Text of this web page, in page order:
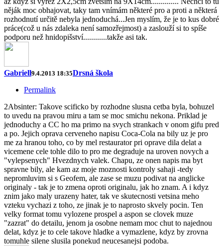
něják moc obhajovat, taky tam vnímám některé pro a proti a některá
rozhodnutí určitě nebyla jednoduchá...Jen myslím, že je to kus dobré
práce(což u nás zdaleka není samozřejmost) a zaslouží si to spíše
podporu než hnidopišství............takže asi tak.
Gabriell9.4.2013 18:35Drsná škola
Permalink
2Absinter: Takove scificko by rozhodne slusna cetba byla, bohuzel
to uvedu na pravou miru a tam se moc smichu nekona. Priklad je
jednoduchy a CC ho ma primo na svych strankach v onom gifu pred
a po. Jejich oprava cerveneho napisu Coca-Cola na bily uz je pro
me za hranou toho, co by mel restaurator pri oprave dila delat a
vicemene cele tohle dilo to pro me degraduje na uroven novych a
"vylepsenych" Hvezdnych valek. Chapu, ze onen napis ma byt
spravne bily, ale kam az moje moznosti kontroly sahaji -tedy
nepromluvim si s Geofem, ale zase se muzu podivat na anglicke
originaly - tak je to zmena oproti originalu, jak ho znam. A i kdyz
znim jako maly urazeny hater, tak ve skutecnosti vetsina meho
vzteku vychazi z toho, ze jinak je to naprosto skvely pocin. Ten
velky format tomu vylozene prospel a aspon se clovek muze
"zazrat" do detailu, jenom ja osobne nemam moc chut to najednou
delat, kdyz je to cele takove hladke a vymazlene, kdyz by zrovna
tomuhle silene slusila ponekud neucesanejsi podoba.